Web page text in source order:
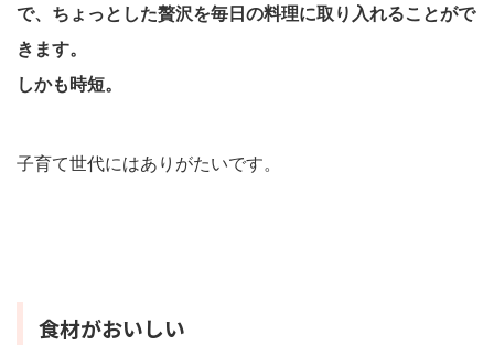
で、ちょっとした贅沢を毎日の料理に取り入れることがで
きます。
しかも時短。
子育て世代にはありがたいです。
食材がおいしい